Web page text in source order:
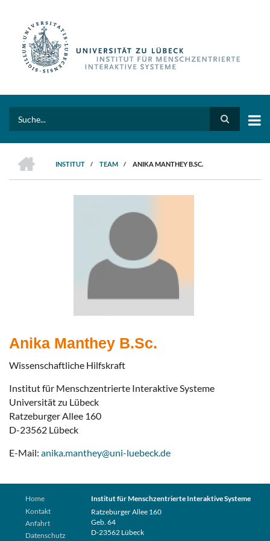
PFADNAVIGATION
INSTITUT
/ TEAM / ANIKA MANTHEY B.SC.
Anika Manthey B.Sc.
Wissenschaftliche Hilfskraft
Institut für Menschzentrierte Interaktive Systeme
Universität zu Lübeck
Ratzeburger Allee 160
D-23562 Lübeck
E-Mail: anika.manthey@uni-luebeck.de
Home
Kontakt
Anfahrt
Datenschutz
Institut für Menschzentrierte Interaktive Systeme
Ratzeburger Allee 160
Geb. 64
D-23562 Lübeck